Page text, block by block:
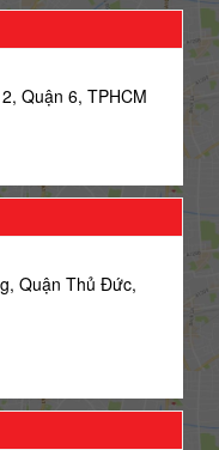
Quận 6, TPHCM
Quận Thủ Đức,